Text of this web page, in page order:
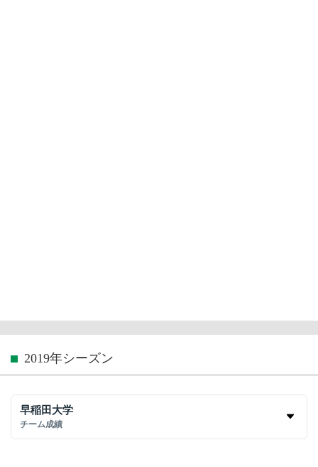
2019年シーズン
早稲田大学
チーム成績